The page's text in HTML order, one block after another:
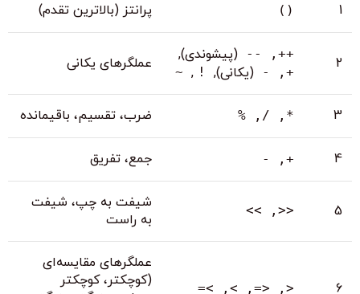
1
() پرانتز (بالاترین تقدم)
2
++, -- (پیشوندی),
+, - (یکانی), !
,
~ عملگرهای یکانی
3
*, /, % ضرب، تقسیم، باقیمانده
4
+, - جمع، تفریق
5
<<, >>
شیفت به چپ، شیفت
به راست
6
<, <=, >, >=
عملگرهای مقایسه‌ای
(کوچکتر، کوچکتر